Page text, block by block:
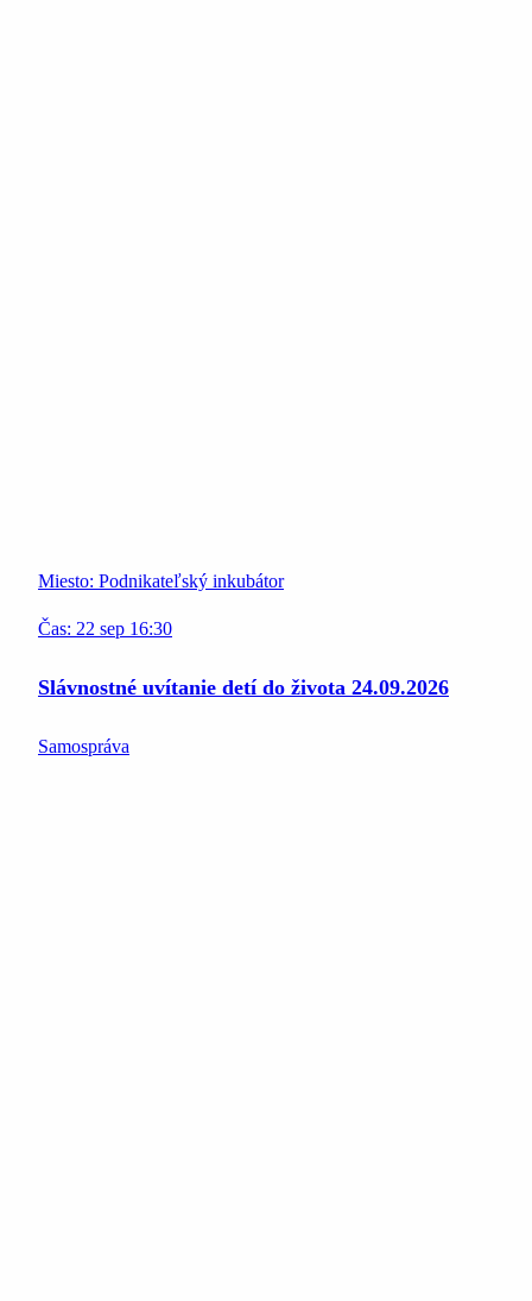
Miesto: Podnikateľský inkubátor
Čas: 22 sep 16:30
Slávnostné uvítanie detí do života 24.09.2026
Samospráva